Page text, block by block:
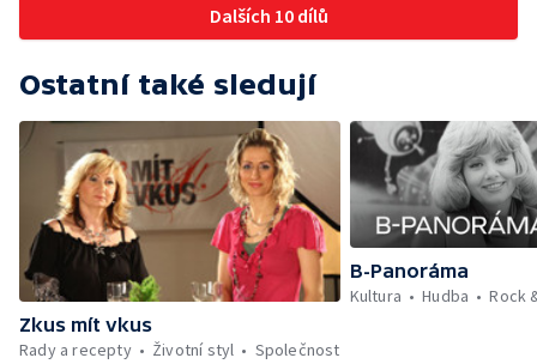
Dalších 10 dílů
Ostatní také sledují
Zkus mít vkus
Rady a recepty
Životní styl Společnost
B-Panoráma
Kultura
Hudba Rock